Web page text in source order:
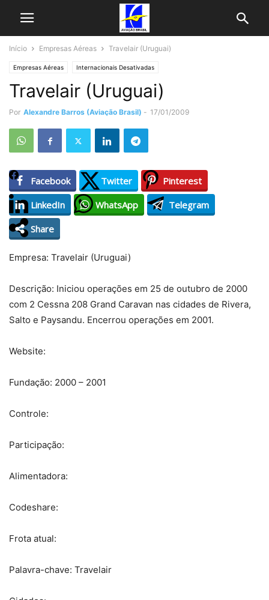
Início Empresas Aéreas Travelair (Uruguai)
Empresas Aéreas Internacionais Desativadas
Travelair (Uruguai)
Por Alexandre Barros (Aviação Brasil) - 17/01/2009
Facebook Twitter
Pinterest
LinkedIn
WhatsApp
Telegram
Share
Empresa: Travelair (Uruguai)
Descrição: Iniciou operações em 25 de outubro de 2000
com 2 Cessna 208 Grand Caravan nas cidades de Rivera,
Salto e Paysandu. Encerrou operações em 2001.
Website:
Fundação: 2000 – 2001
Controle:
Participação:
Alimentadora:
Codeshare:
Frota atual:
Palavra-chave: Travelair